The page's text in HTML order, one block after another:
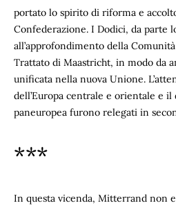
portato lo spirito di riforma e
Confederazione. I Dodici, da parte
all’approfondimento della
Trattato di Maastricht, in modo da
unificata nella nuova Unione.
dell’Europa centrale e orientale e
paneuropea furono relegati in
***
In questa vicenda, Mitterrand non